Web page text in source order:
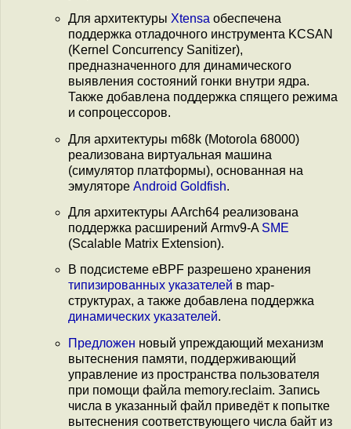
Для архитектуры Xtensa обеспечена
поддержка отладочного инструмента KCSAN
(Kernel Concurrency Sanitizer),
предназначенного для динамического
выявления состояний гонки внутри ядра.
Также добавлена поддержка спящего режима
и сопроцессоров.
Для архитектуры m68k (Motorola 68000)
реализована виртуальная машина
(симулятор платформы), основанная на
эмуляторе Android Goldfish.
Для архитектуры AArch64 реализована
поддержка расширений Armv9-A SME
(Scalable Matrix Extension).
В подсистеме eBPF разрешено хранения
типизированных указателей в map-
структурах, а также добавлена поддержка
динамических указателей.
Предложен новый упреждающий механизм
вытеснения памяти, поддерживающий
управление из пространства пользователя
при помощи файла memory.reclaim. Запись
числа в указанный файл приведёт к попытке
вытеснения соответствующего числа байт из